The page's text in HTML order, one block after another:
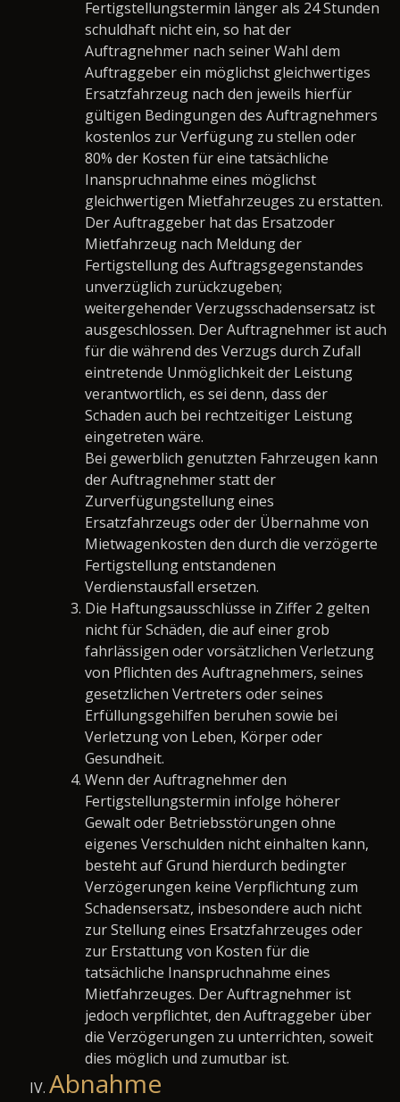
Fertigstellungstermin länger als 24 Stunden
schuldhaft nicht ein, so hat der
Auftragnehmer nach seiner Wahl dem
Auftraggeber ein möglichst gleichwertiges
Ersatzfahrzeug nach den jeweils hierfür
gültigen Bedingungen des Auftragnehmers
kostenlos zur Verfügung zu stellen oder
80% der Kosten für eine tatsächliche
Inanspruchnahme eines möglichst
gleichwertigen Mietfahrzeuges zu erstatten.
Der Auftraggeber hat das Ersatzoder
Mietfahrzeug nach Meldung der
Fertigstellung des Auftragsgegenstandes
unverzüglich zurückzugeben;
weitergehender Verzugsschadensersatz ist
ausgeschlossen. Der Auftragnehmer ist auch
für die während des Verzugs durch Zufall
eintretende Unmöglichkeit der Leistung
verantwortlich, es sei denn, dass der
Schaden auch bei rechtzeitiger Leistung
eingetreten wäre.
Bei gewerblich genutzten Fahrzeugen kann
der Auftragnehmer statt der
Zurverfügungstellung eines
Ersatzfahrzeugs oder der Übernahme von
Mietwagenkosten den durch die verzögerte
Fertigstellung entstandenen
Verdienstausfall ersetzen.
Die Haftungsausschlüsse in Ziffer 2 gelten
nicht für Schäden, die auf einer grob
fahrlässigen oder vorsätzlichen Verletzung
von Pflichten des Auftragnehmers, seines
gesetzlichen Vertreters oder seines
Erfüllungsgehilfen beruhen sowie bei
Verletzung von Leben, Körper oder
Gesundheit.
Wenn der Auftragnehmer den
Fertigstellungstermin infolge höherer
Gewalt oder Betriebsstörungen ohne
eigenes Verschulden nicht einhalten kann,
besteht auf Grund hierdurch bedingter
Verzögerungen keine Verpflichtung zum
Schadensersatz, insbesondere auch nicht
zur Stellung eines Ersatzfahrzeuges oder
zur Erstattung von Kosten für die
tatsächliche Inanspruchnahme eines
Mietfahrzeuges. Der Auftragnehmer ist
jedoch verpflichtet, den Auftraggeber über
die Verzögerungen zu unterrichten, soweit
dies möglich und zumutbar ist.
Abnahme